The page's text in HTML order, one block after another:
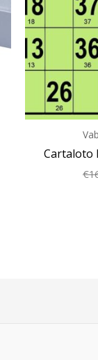
Cartaloto
€